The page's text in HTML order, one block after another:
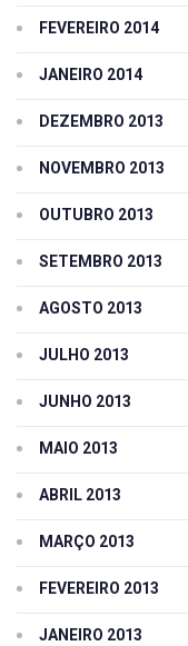
FEVEREIRO 2014
JANEIRO 2014
DEZEMBRO 2013
NOVEMBRO 2013
OUTUBRO 2013
SETEMBRO 2013
AGOSTO 2013
JULHO 2013
JUNHO 2013
MAIO 2013
ABRIL 2013
MARÇO 2013
FEVEREIRO 2013
JANEIRO 2013